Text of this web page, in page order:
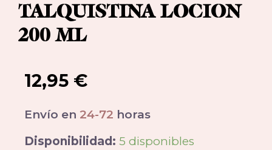
TALQUISTINA LOCION
200 ML
12,95 €
Envío en 24-72 horas
Disponibilidad: 5 disponibles